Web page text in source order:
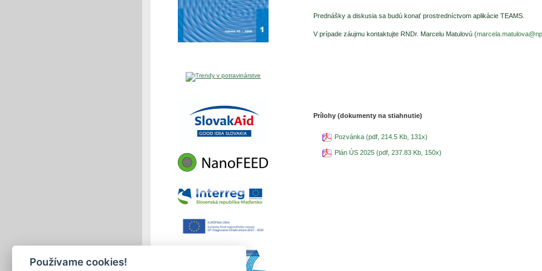
Prednášky a diskusia sa budú konať prostredníctvom aplikácie TEAMS.
V prípade záujmu kontaktujte RNDr. Marcelu Matulovú (
Prílohy (dokumenty na stiahnutie)
Pozvánka (pdf, 214.5 Kb, 131x)
Plán ÚS 2025 (pdf, 237.83 Kb, 150x)
Používame cookies!